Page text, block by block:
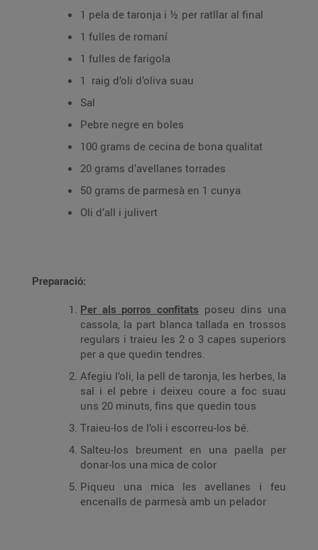
1 pela de taronja i ½ per ratllar al final
1 fulles de romaní
1 fulles de farigola
1 raig d’oli d’oliva suau
Sal
Pebre negre en boles
100 grams de cecina de bona qualitat
20 grams d’avellanes torrades
50 grams de parmesà en 1 cunya
Oli d’all i julivert
Preparació:
Per als porros confitats poseu dins una
cassola, la part blanca tallada en trossos
regulars i traieu les 2 o 3 capes superiors
per a que quedin tendres.
Afegiu l’oli, la pell de taronja, les herbes, la
sal i el pebre i deixeu coure a foc suau
uns 20 minuts, fins que quedin tous
Traieu-los de l’oli i escorreu-los bé.
Salteu-los breument en una paella per
donar-los una mica de color
Piqueu una mica les avellanes i feu
encenalls de parmesà amb un pelador